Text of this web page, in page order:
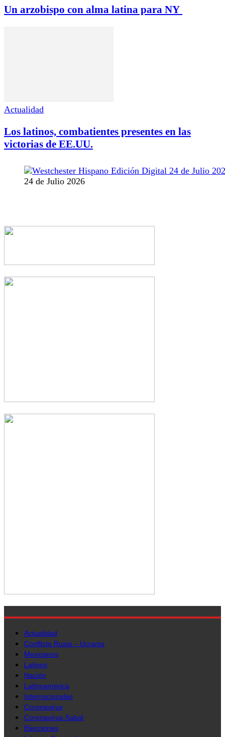
Un arzobispo con alma latina para NY
Actualidad
Los latinos, combatientes presentes en las
victorias de EE.UU.
24 de Julio 2026
Actualidad
Conflicto Rusia – Ucrania
Mexicanos
Latinos
Nación
Latinoamérica
Internacionales
Coronavirus
Coronavirus-Salud
Elecciones